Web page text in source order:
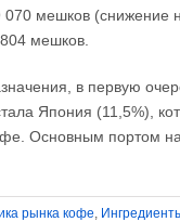
мешков (снижение
мешков.
в первую
Япония (11,5%),
Основным портом
рынка кофе